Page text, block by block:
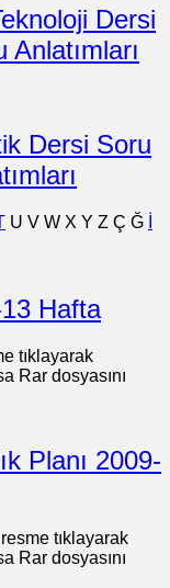
Dersi
Dersi Soru
U V W X Y Z Ç Ğ
Hafta
tıklayarak
Rar dosyasını
Planı 2009-
tıklayarak
Rar dosyasını